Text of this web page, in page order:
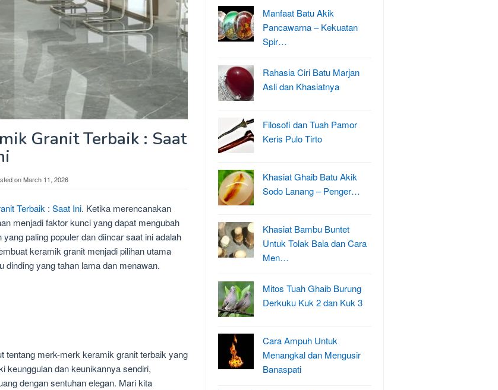
Granit Terbaik : Saat
onMarch 11, 2026
Terbaik : Saat Ini. Ketika merencanakan
menjadi faktor kunci yang dapat mengubah
paling populer dan diincar saat ini adalah
keramik granit menjadi pilihan utama
dinding yang tahan lama dan menawan.
tentang merk-merk keramik granit terbaik yang
keunggulan dan keunikannya sendiri,
dengan sentuhan elegan. Mari kita
Manfaat Batu Akik
Pancawarna – Kekuatan
Spir…
Rahasia Ciri Batu Marjan
Asli dan Khasiatnya
Filosofi dan Tuah Pamor
Keris Pulo Tirto
Khasiat Ghaib Batu Akik
Sodo Lanang – Penger…
Khasiat Bambu Buntet
Untuk Tolak Bala dan Cara
Men…
Mitos Tuah Ghaib Burung
Derkuku Kuk 2 dan Kuk 3
Cara Ampuh Untuk
Menangkal dan Mengusir
Banaspati